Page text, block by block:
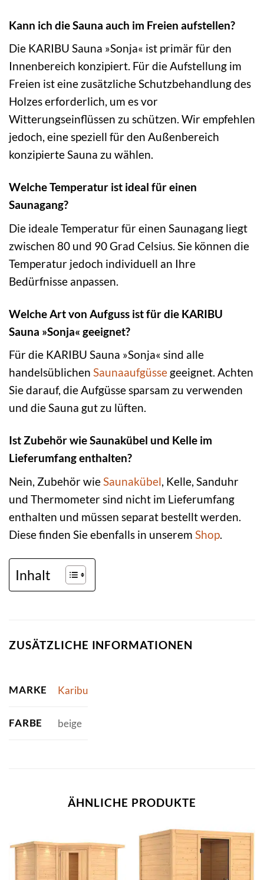
Kann ich die Sauna auch im Freien aufstellen?
Die KARIBU Sauna »Sonja« ist primär für den
Innenbereich konzipiert. Für die Aufstellung im
Freien ist eine zusätzliche Schutzbehandlung des
Holzes erforderlich, um es vor
Witterungseinflüssen zu schützen. Wir empfehlen
jedoch, eine speziell für den Außenbereich
konzipierte Sauna zu wählen.
Welche Temperatur ist ideal für einen
Saunagang?
Die ideale Temperatur für einen Saunagang liegt
zwischen 80 und 90 Grad Celsius. Sie können die
Temperatur jedoch individuell an Ihre
Bedürfnisse anpassen.
Welche Art von Aufguss ist für die KARIBU
Sauna »Sonja« geeignet?
Für die KARIBU Sauna »Sonja« sind alle
handelsüblichen Saunaaufgüsse geeignet. Achten
Sie darauf, die Aufgüsse sparsam zu verwenden
und die Sauna gut zu lüften.
Ist Zubehör wie Saunakübel und Kelle im
Lieferumfang enthalten?
Nein, Zubehör wieSaunakübel, Kelle, Sanduhr
und Thermometer sind nicht im Lieferumfang
enthalten und müssen separat bestellt werden.
Diese finden Sie ebenfalls in unserem Shop.
Inhalt
ZUSÄTZLICHE INFORMATIONEN
MARKE Karibu
FARBE beige
ÄHNLICHE PRODUKTE